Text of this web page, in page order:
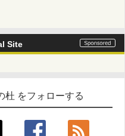
Site
杜 をフォローする